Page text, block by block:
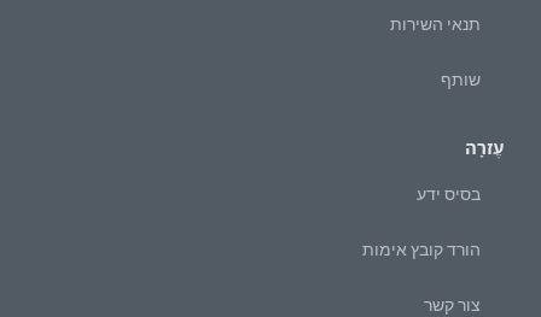
תנאי השירות
שותף
עֶזרָה
בסיס ידע
הורד קובץ אימות
צור קשר